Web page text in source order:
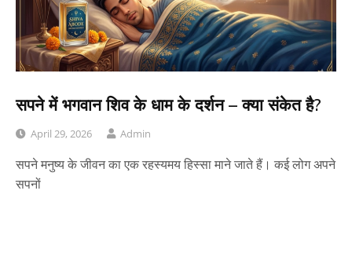
सपने में भगवान शिव के धाम के दर्शन – क्या संकेत है?
April 29, 2026 Admin
सपने मनुष्य के जीवन का एक रहस्यमय हिस्सा माने जाते हैं। कई लोग अपने
सपनों